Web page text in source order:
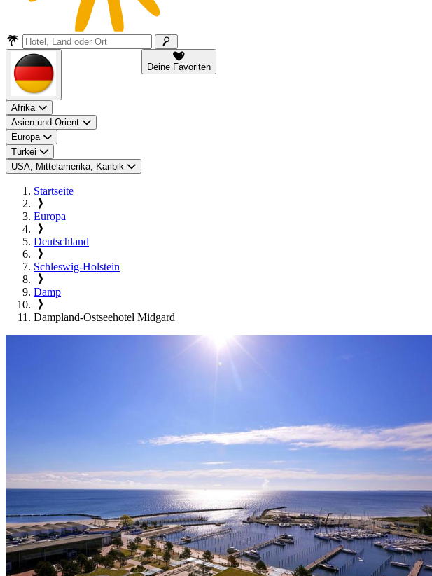
Afrika
Asien und Orient
Europa
Türkei
USA, Mittelamerika, Karibik
Deine Favoriten
Startseite
Europa
Deutschland
Schleswig-Holstein
Damp
Dampland-Ostseehotel Midgard